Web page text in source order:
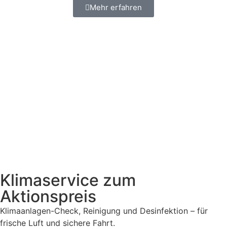
Mehr erfahren
Klimaservice zum
Aktionspreis
Klimaanlagen-Check, Reinigung und Desinfektion – für
frische Luft und sichere Fahrt.